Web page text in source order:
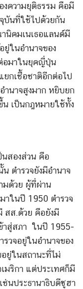
งความยุติธรรม คือมี
บันที่ใช้ไปด้วยกัน
นิคมเนเธอแลนด์มี
ยู่ในอำนาจของ
อมาในยุคญี่ปุ่น
ยกเชื้อชาติอีกต่อไป
ำนาจสูงมาก หยิบยก
เป็นกฎหมายใช้ทั้ง
สองส่วน คือ
ตำรวจยังมีอำนาจ
มด้วย ผู้ที่ผ่าน
าในปี 1950 ตำรวจ
สส.ด้วย คือยังมี
าสู่สภา ในปี 1955-
วจอยู่ในอำนาจของ
ยู่ในสถานะที่ไม่
มริกา แต่ประเทศก็มี
ช่นประธานาธิบดีซูฮา